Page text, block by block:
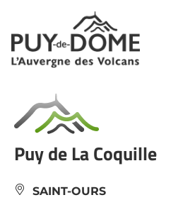
Panneau de gestion des cookies
Puy de La Coquille
SAINT-OURS